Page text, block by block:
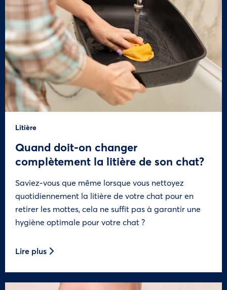
Litière
Quand doit-on changer
complètement la litière de son chat?
Saviez-vous que même lorsque vous nettoyez
quotidiennement la litière de votre chat pour en
retirer les mottes, cela ne suffit pas à garantir une
hygiène optimale pour votre chat ?
Lire plus